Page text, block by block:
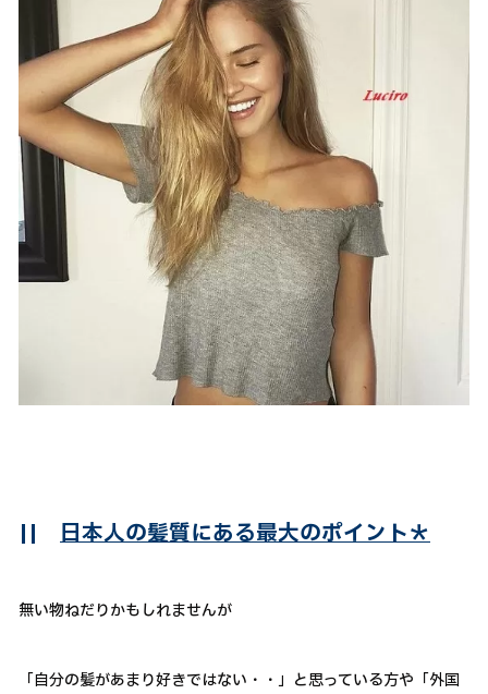
|| 日本人の髪質にある最大のポイント＊
無い物ねだりかもしれませんが
「自分の髪があまり好きではない・・」と思っている方や「外国